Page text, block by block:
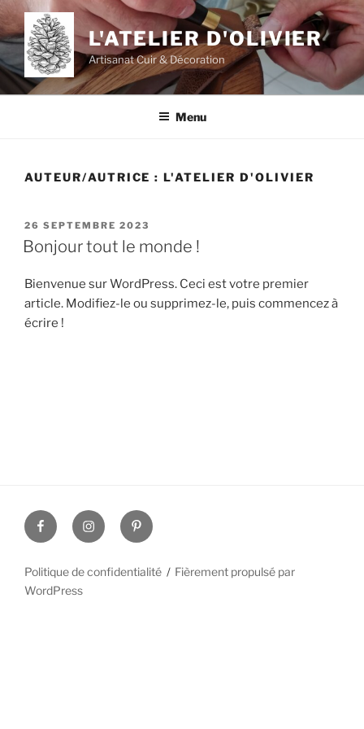
Aller
au
contenu
principal
L'ATELIER D'OLIVIER
Artisanat Cuir & Décoration
Menu
AUTEUR/AUTRICE : L'ATELIER D'OLIVIER
PUBLIÉ
LE
26 SEPTEMBRE 2023
Bonjour tout le monde !
Bienvenue sur WordPress. Ceci est votre premier
article. Modifiez-le ou supprimez-le, puis commencez à
écrire !
FacebookInsta Pinterest
Politique de confidentialité
Fièrement propulsé par
WordPress